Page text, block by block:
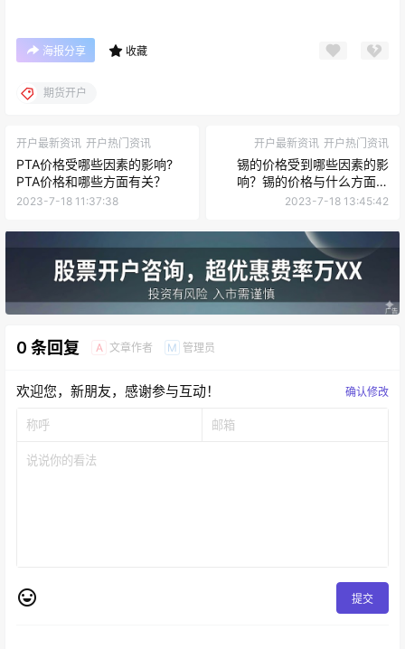
海报分享 收藏
期货开户
开户最新资讯 开户热门资讯
PTA价格受哪些因素的影响?
PTA价格和哪些方面有关？
2023-7-18 11:37:38
开户最新资讯 开户热门资讯
锡的价格受到哪些因素的影
响？锡的价格与什么方面有
关？
2023-7-18 13:45:42
0 条回复 A 文章作者 M 管理员
欢迎您，新朋友，感谢参与互动！ 确认修改
提交